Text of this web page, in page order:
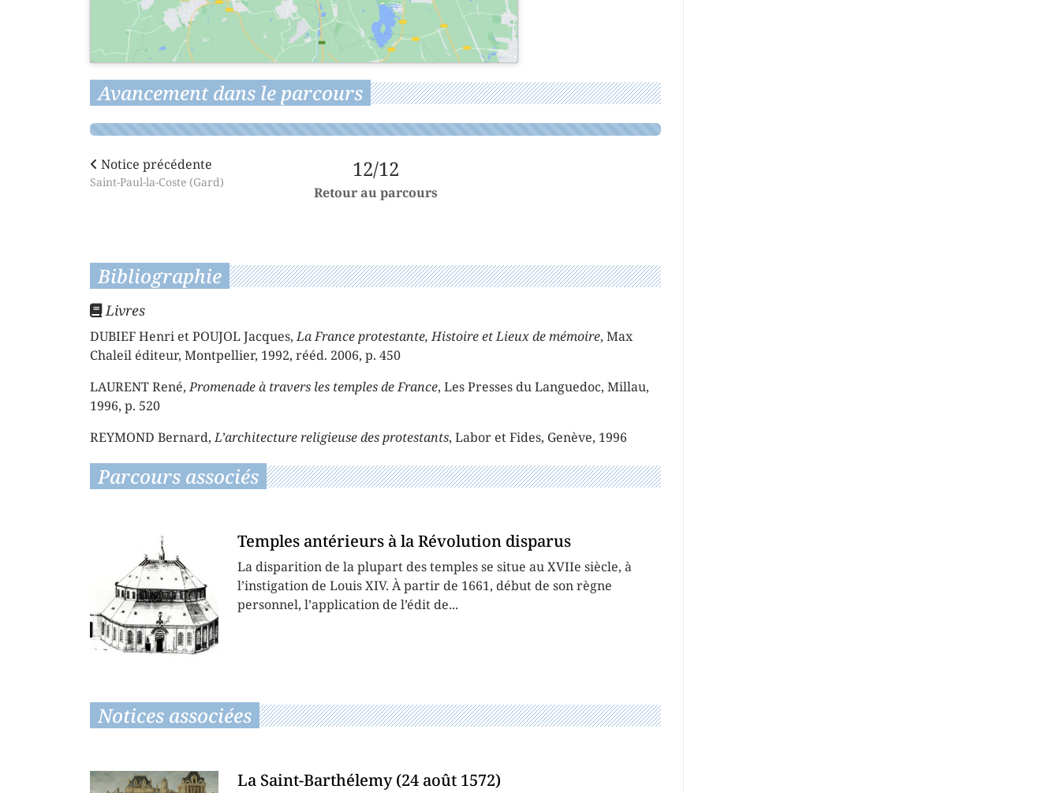
Avancement dans le parcours
Notice précédente
Saint-Paul-la-Coste (Gard)
12/12
Retour au parcours
Bibliographie
Livres
DUBIEF Henri et POUJOL Jacques,La France protestante, Histoire et Lieux de mémoire, Max
Chaleil éditeur, Montpellier, 1992, rééd. 2006, p. 450
LAURENT René,Promenade à travers les temples de France, Les Presses du Languedoc, Millau,
1996, p. 520
REYMOND Bernard,L’architecture religieuse des protestants, Labor et Fides, Genève, 1996
Parcours associés
Temples antérieurs à la Révolution disparus
La disparition de la plupart des temples se situe au XVIIe siècle, à
l’instigation de Louis XIV. À partir de 1661, début de son règne
personnel, l’application de l’édit de...
Notices associées
La Saint-Barthélemy (24 août 1572)